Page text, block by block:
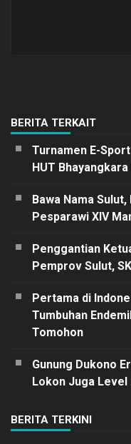
BERITA TERKAIT
Turnamen E-
HUT
Bawa Nama
Pesparawi XIV
Penggantian
Pemprov Sulut,
Pertama di
Tumbuhan
Tomohon
Gunung Dukono
Lokon Juga
BERITA TERKINI